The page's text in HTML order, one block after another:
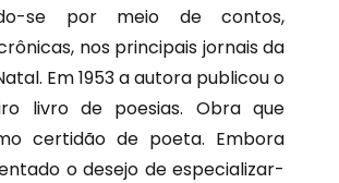
se por meio de contos,
nos principais jornais da
Em 1953 a autora publicou o
livro de poesias. Obra que
certidão de poeta. Embora
o desejo de especializar-